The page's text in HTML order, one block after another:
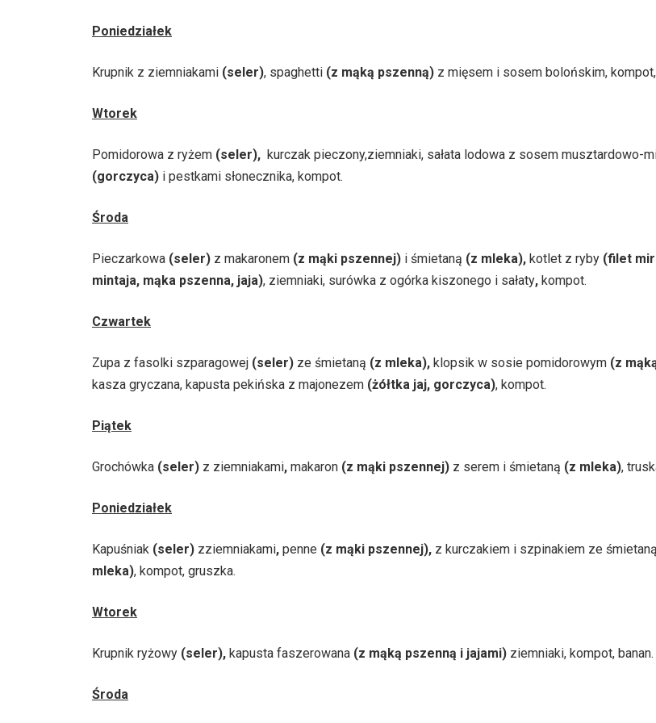
Poniedziałek
Krupnik z ziemniakami (seler), spaghetti (z mąką pszenną) z mięsem i sosem bolońskim, kompot,
Wtorek
Pomidorowa z ryżem (seler), kurczak pieczony,ziemniaki, sałata lodowa z sosem musztardowo-
(gorczyca) i pestkami słonecznika, kompot.
Środa
Pieczarkowa (seler) z makaronem (z mąki pszennej) i śmietaną (z mleka), kotlet z ryby (filet
mintaja, mąka pszenna, jaja), ziemniaki, surówka z ogórka kiszonego i sałaty, kompot.
Czwartek
Zupa z fasolki szparagowej (seler) ze śmietaną (z mleka), klopsik w sosie pomidorowym (z
kasza gryczana, kapusta pekińska z majonezem (żółtka jaj, gorczyca), kompot.
Piątek
Grochówka (seler) z ziemniakami, makaron (z mąki pszennej) z serem i śmietaną (z mleka),
Poniedziałek
Kapuśniak (seler) zziemniakami, penne (z mąki pszennej), z kurczakiem i szpinakiem ze
mleka), kompot, gruszka.
Wtorek
Krupnik ryżowy (seler), kapusta faszerowana (z mąką pszenną i jajami) ziemniaki, kompot, banan.
Środa